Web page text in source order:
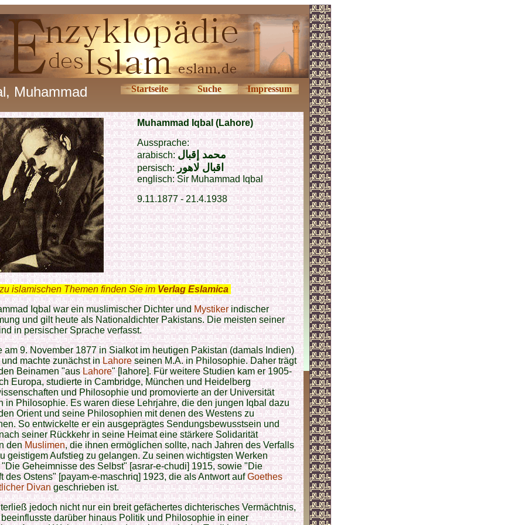
Muhammad Startseite Suche Impressum
Muhammad Iqbal (Lahore)
Aussprache:
arabisch:محمد إقبال
persisch:اقبال لاهور
englisch: SirMuhammad Iqbal
9.11.1877 - 21.4.1938
islamischen Themen finden Sie im Verlag Eslamica
Iqbal war ein muslimischer Dichter undMystikerindischer
und gilt heute als Nationaldichter Pakistans. Die meisten seiner
in persischer Sprache verfasst.
am 9. November 1877 in Sialkot im heutigen Pakistan (damals Indien)
machte zunächst inLahoreseinen M.A. in Philosophie. Daher trägt
Beinamen "ausLahore" [lahore]. Für weitere Studien kam er 1905-
Europa, studierte in Cambridge, München und Heidelberg
und Philosophie und promovierte an der Universität
in Philosophie. Es waren diese Lehrjahre, die den jungen Iqbal dazu
Orient und seine Philosophien mit denen des Westens zu
So entwickelte er ein ausgeprägtes Sendungsbewusstsein und
seiner Rückkehr in seine Heimat eine stärkere Solidarität
denMuslimen, die ihnen ermöglichen sollte, nach Jahren des Verfalls
geistigem Aufstieg zu gelangen. Zu seinen wichtigsten Werken
Geheimnisse des Selbst" [asrar-e-chudi] 1915, sowie "Die
des Ostens" [payam-e-maschriq] 1923, die als Antwort aufGoethes
Divangeschrieben ist.
jedoch nicht nur ein breit gefächertes dichterisches Vermächtnis,
darüber hinaus Politik und Philosophie in einer